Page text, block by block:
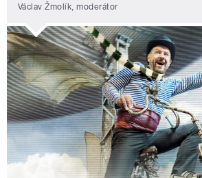
Václav Žmolík, moderátor